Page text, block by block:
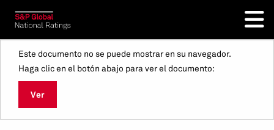
Este documento no se puede mostrar en su navegador.
Haga clic en el botón abajo para ver el documento:
Ver